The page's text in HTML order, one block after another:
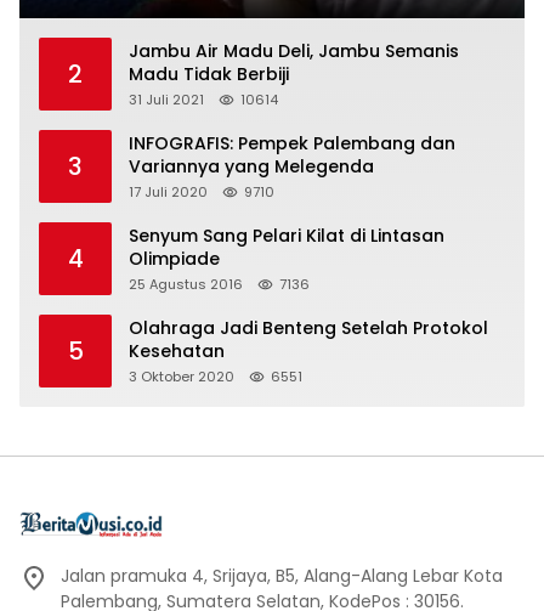
2
Jambu Air Madu Deli, Jambu Semanis
Madu Tidak Berbiji
31 Juli 2021 10614
3
INFOGRAFIS: Pempek Palembang dan
Variannya yang Melegenda
17 Juli 2020 9710
4
Senyum Sang Pelari Kilat di Lintasan
Olimpiade
25 Agustus 2016 7136
5
Olahraga Jadi Benteng Setelah Protokol
Kesehatan
3 Oktober 2020 6551
Jalan pramuka 4, Srijaya, B5, Alang-Alang Lebar Kota
Palembang, Sumatera Selatan, KodePos : 30156.